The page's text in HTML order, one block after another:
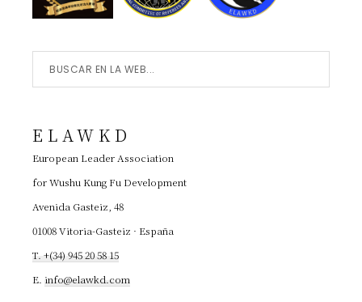
Buscar
en
Web...
ELAWKD
European Leader Association
for Wushu Kung Fu Development
Avenida Gasteiz, 48
01008 Vitoria-Gasteiz · España
T. +(34) 945 20 58 15
E. info@elawkd.com